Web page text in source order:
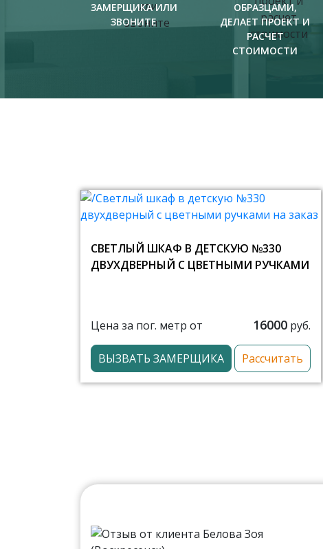
ЗАМЕРЩИКА ИЛИ
ЗВОНИТЕ
ОБРАЗЦАМИ,
ДЕЛАЕТ ПРОЕКТ И
РАСЧЕТ
СТОИМОСТИ
СВЕТЛЫЙ ШКАФ В ДЕТСКУЮ №330
ДВУХДВЕРНЫЙ С ЦВЕТНЫМИ РУЧКАМИ
Цена за пог. метр от 16000 руб.
ВЫЗВАТЬ ЗАМЕРЩИКА Рассчитать